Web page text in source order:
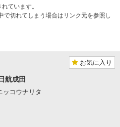
ています。
切れてしまう場合はリンク元を参照し
お気に入り
航成田
ッコウナリタ